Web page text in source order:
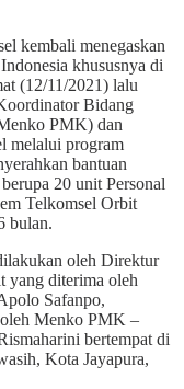
kembali menegaskan
khususnya di
(12/11/2021) lalu
Bidang
PMK) dan
melalui program
bantuan
20 unit Personal
Telkomsel Orbit
bulan.
oleh Direktur
yang diterima oleh
Safanpo,
oleh Menko PMK –
bertempat di
Kota Jayapura,